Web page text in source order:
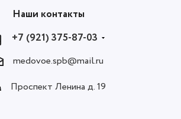
Наши контакты
+7 (921) 375-87-03
medovoe.spb@mail.ru
Проспект Ленина д. 19